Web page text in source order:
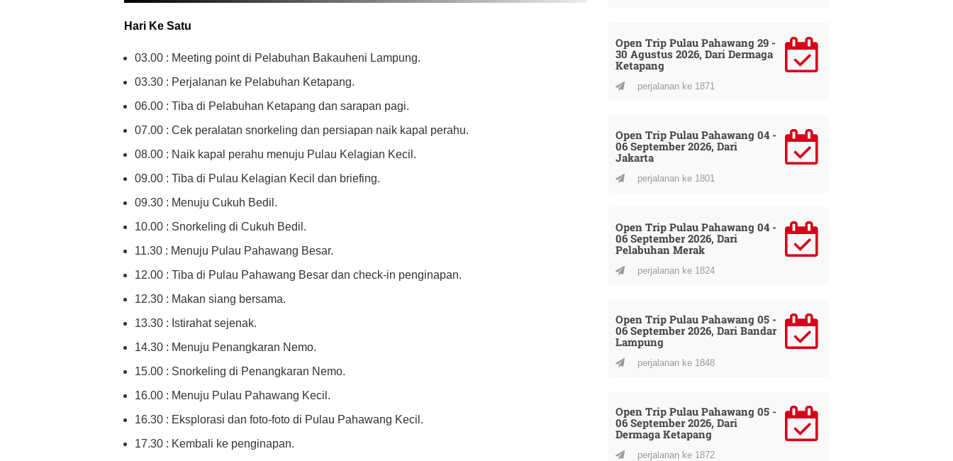
Hari Ke Satu
03.00 : Meeting point di Pelabuhan Bakauheni Lampung.
03.30 : Perjalanan ke Pelabuhan Ketapang.
06.00 : Tiba di Pelabuhan Ketapang dan sarapan pagi.
07.00 : Cek peralatan snorkeling dan persiapan naik kapal perahu.
08.00 : Naik kapal perahu menuju Pulau Kelagian Kecil.
09.00 : Tiba di Pulau Kelagian Kecil dan briefing.
09.30 : Menuju Cukuh Bedil.
10.00 : Snorkeling di Cukuh Bedil.
11.30 : Menuju Pulau Pahawang Besar.
12.00 : Tiba di Pulau Pahawang Besar dan check-in penginapan.
12.30 : Makan siang bersama.
13.30 : Istirahat sejenak.
14.30 : Menuju Penangkaran Nemo.
15.00 : Snorkeling di Penangkaran Nemo.
16.00 : Menuju Pulau Pahawang Kecil.
16.30 : Eksplorasi dan foto-foto di Pulau Pahawang Kecil.
17.30 : Kembali ke penginapan.
Open Trip Pulau Pahawang 29 -
30 Agustus 2026, Dari Dermaga
Ketapang
perjalanan ke 1871
Open Trip Pulau Pahawang 04 -
06 September 2026, Dari
Jakarta
perjalanan ke 1801
Open Trip Pulau Pahawang 04 -
06 September 2026, Dari
Pelabuhan Merak
perjalanan ke 1824
Open Trip Pulau Pahawang 05 -
06 September 2026, Dari Bandar
Lampung
perjalanan ke 1848
Open Trip Pulau Pahawang 05 -
06 September 2026, Dari
Dermaga Ketapang
perjalanan ke 1872